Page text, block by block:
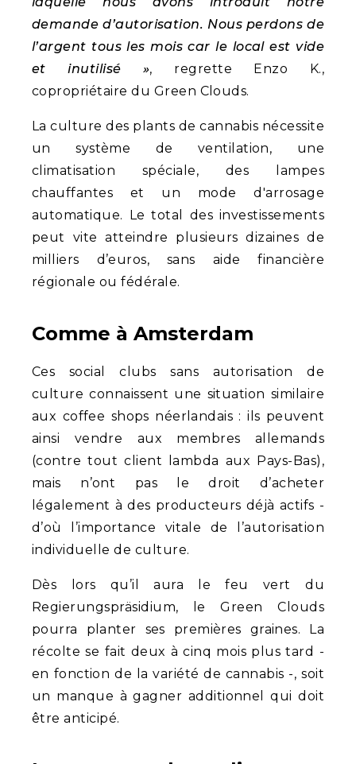
demande d’autorisation. Nous perdons de
l’argent tous les mois car le local est vide
et inutilisé », regrette Enzo K.,
copropriétaire du Green Clouds.
La culture des plants de cannabis nécessite
un système de ventilation, une
climatisation spéciale, des lampes
chauffantes et un mode d'arrosage
automatique. Le total des investissements
peut vite atteindre plusieurs dizaines de
milliers d’euros, sans aide financière
régionale ou fédérale.
Comme à Amsterdam
Ces social clubs sans autorisation de
culture connaissent une situation similaire
aux coffee shops néerlandais : ils peuvent
ainsi vendre aux membres allemands
(contre tout client lambda aux Pays-Bas),
mais n’ont pas le droit d’acheter
légalement à des producteurs déjà actifs -
d’où l’importance vitale de l’autorisation
individuelle de culture.
Dès lors qu’il aura le feu vert du
Regierungspräsidium, le Green Clouds
pourra planter ses premières graines. La
récolte se fait deux à cinq mois plus tard -
en fonction de la variété de cannabis -, soit
un manque à gagner additionnel qui doit
être anticipé.